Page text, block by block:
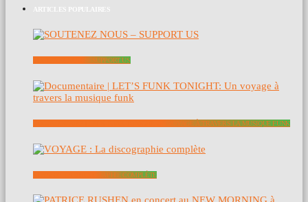
ARTICLES POPULAIRES
SOUTENEZ NOUS – SUPPORT US
DOCUMENTAIRE | LET’S FUNK TONIGHT: UN VOYAGE À TRAVERS LA MUSIQUE FUNK
VOYAGE : LA DISCOGRAPHIE COMPLÈTE